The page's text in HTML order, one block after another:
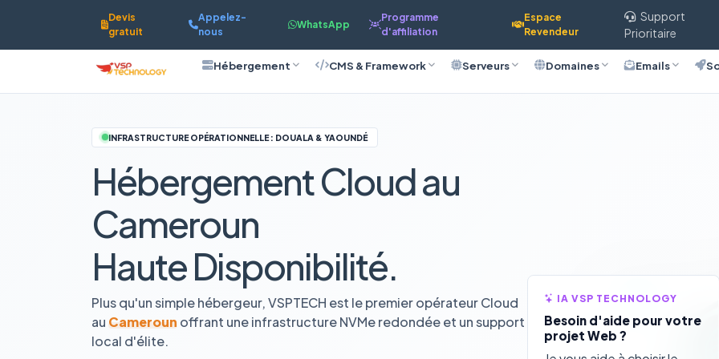
Devis
gratuit
Appelez-
nous
WhatsApp
Programme
d'affiliation
Espace
Revendeur
Support
Prioritaire
Hébergement CMS & Framework Serveurs Domaines Emails
INFRASTRUCTURE OPÉRATIONNELLE : DOUALA & YAOUNDÉ
Hébergement Cloud au
Cameroun
Haute Disponibilité.
Plus qu'un simple hébergeur, VSPTECH est le premier opérateur Cloud
au Cameroun offrant une infrastructure NVMe redondée et un support
local d'élite.
IA VSP TECHNOLOGY
Besoin d'aide pour votre
projet Web ?